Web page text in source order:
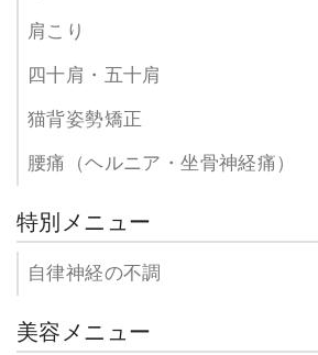
肩こり
四十肩・五十肩
猫背姿勢矯正
腰痛（ヘルニア・坐骨神経痛）
特別メニュー
自律神経の不調
美容メニュー